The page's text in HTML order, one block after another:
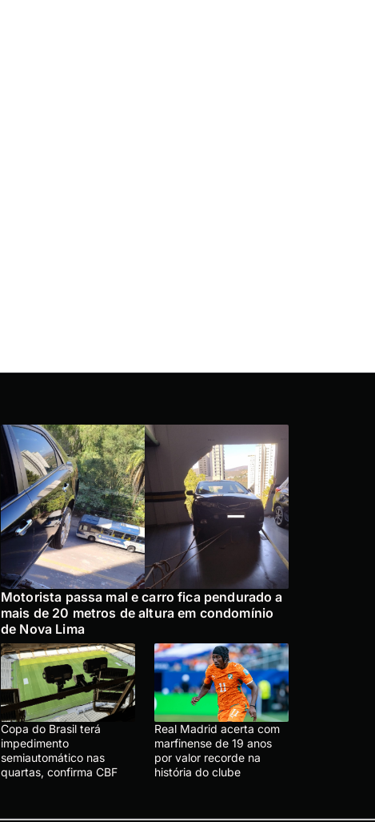
Motorista passa mal e carro fica pendurado a
mais de 20 metros de altura em condomínio
de Nova Lima
Copa do Brasil terá
impedimento
semiautomático nas
quartas, confirma CBF
Real Madrid acerta com
marfinense de 19 anos
por valor recorde na
história do clube